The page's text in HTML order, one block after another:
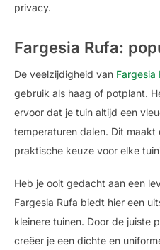
privacy.
Fargesia Rufa:
De veelzijdigheid van Fargesia
gebruik als haag of potplant.
ervoor dat je tuin altijd een
temperaturen dalen. Dit
praktische keuze voor elke
Heb je ooit gedacht aan een
Fargesia Rufa biedt hier een
kleinere tuinen. Door de juiste
creëer je een dichte en